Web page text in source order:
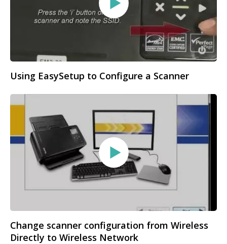
Using EasySetup to Configure a Scanner
Change scanner configuration from Wireless
Directly to Wireless Network